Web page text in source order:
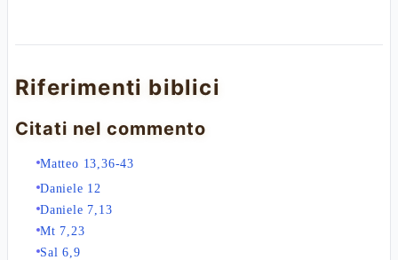
Riferimenti biblici
Citati nel commento
Matteo 13,36-43
Daniele 12
Daniele 7,13
Mt 7,23
Sal 6,9